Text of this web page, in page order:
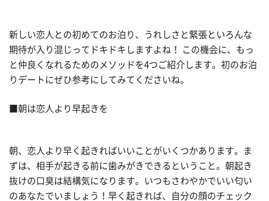
新しい恋人との初めてのお泊り、うれしさと緊張といろんな
期待が入り混じってドキドキしますよね！ この機会に、もっ
と仲良くなれるためのメソッドを4つご紹介します。初のお泊
りデートにぜひ参考にしてみてくださいね。
■朝は恋人より早起きを
朝、恋人より早く起きればいいことがいくつかあります。ま
ずは、相手が起きる前に歯みがきできるということ。朝起き
抜けの口臭は結構気になります。いつもさわやかでいい匂い
のあなたでいましょう！早く起きれば、自分の顔のチェック